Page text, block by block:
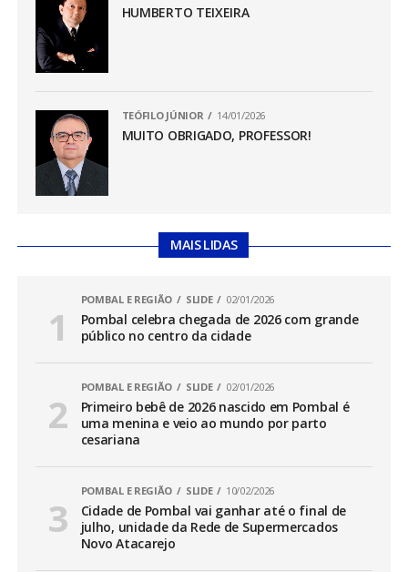
HUMBERTO TEIXEIRA
TEÓFILO JÚNIOR 14/01/2026
MUITO OBRIGADO, PROFESSOR!
MAIS LIDAS
POMBAL E REGIÃO SLIDE 02/01/2026
Pombal celebra chegada de 2026 com grande
público no centro da cidade
POMBAL E REGIÃO SLIDE 02/01/2026
Primeiro bebê de 2026 nascido em Pombal é
uma menina e veio ao mundo por parto
cesariana
POMBAL E REGIÃO SLIDE 10/02/2026
Cidade de Pombal vai ganhar até o final de
julho, unidade da Rede de Supermercados
Novo Atacarejo